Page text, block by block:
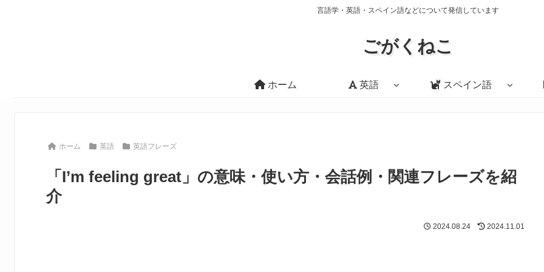
言語学・英語・スペイン語などについて発信しています
ごがくねこ
ホーム 英語 スペイン語
ホーム 英語 英語フレーズ
「I’m feeling great」の意味・使い方・会話例・関連フレーズを紹
介
2024.08.24 2024.11.01